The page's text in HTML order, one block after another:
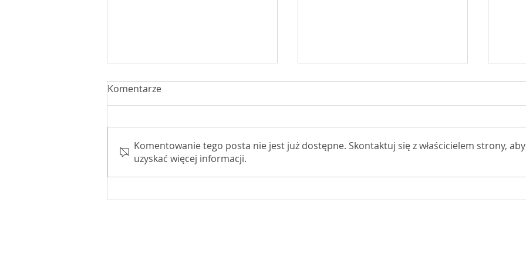
W drodze na Jasną Górę
Zapisz się na Jubileuszowy
Komentarze
Komentowanie tego posta nie jest już dostępne. Skontaktuj się z właścicielem strony, aby
uzyskać więcej informacji.